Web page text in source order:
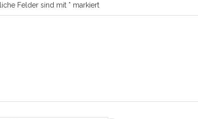
Felder sind mit * markiert